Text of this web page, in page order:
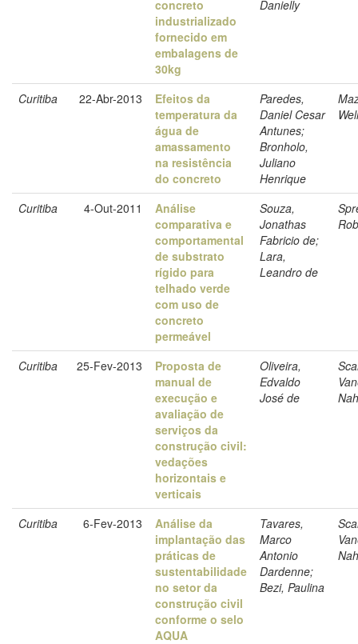
concreto
industrializado
fornecido em
embalagens de
30kg
Danielly
Curitiba 22-Abr-2013
Efeitos da
temperatura da
água de
amassamento
na resistência
do concreto
Paredes,
Daniel Cesar
Antunes;
Bronholo,
Juliano
Henrique
Curitiba 4-Out-2011
Análise
comparativa e
comportamental
de substrato
rígido para
telhado verde
com uso de
concreto
permeável
Souza,
Jonathas
Fabricio de;
Lara,
Leandro de
Curitiba 25-Fev-2013
Proposta de
manual de
execução e
avaliação de
serviços da
construção civil:
vedações
horizontais e
verticais
Oliveira,
Edvaldo
José de
Curitiba 6-Fev-2013
Análise da
implantação das
práticas de
sustentabilidade
no setor da
construção civil
conforme o selo
AQUA
Tavares,
Marco
Antonio
Dardenne;
Bezi, Paulina